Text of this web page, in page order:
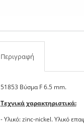
Περιγραφή
51853 Βύσμα F 6.5 mm.
Τεχνικά χαρακτηριστικά:
- Υλικό: zinc-nickel. Υλικό